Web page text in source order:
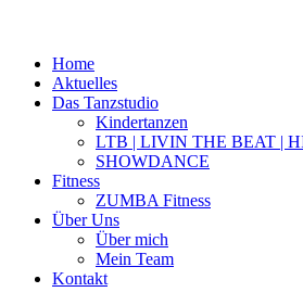
Home
Aktuelles
Das Tanzstudio
Kindertanzen
LTB | LIVIN THE BEAT |
SHOWDANCE
Fitness
ZUMBA Fitness
Über Uns
Über mich
Mein Team
Kontakt